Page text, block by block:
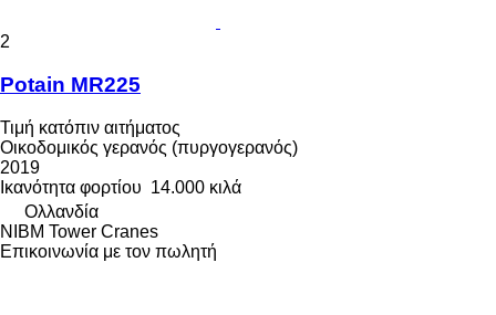
2
Potain MR225
Τιμή κατόπιν αιτήματος
Οικοδομικός γερανός (πυργογερανός)
2019
Ικανότητα φορτίου 14.000 κιλά
Ολλανδία
NIBM Tower Cranes
Επικοινωνία με τον πωλητή